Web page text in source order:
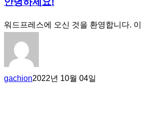
워드프레스에 오신 것을 환영합니다.
gachion2022년 10월 04일